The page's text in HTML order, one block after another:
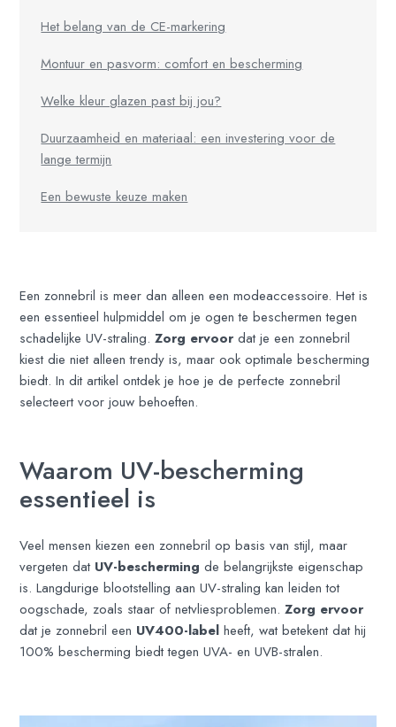
Het belang van de CE-markering
Montuur en pasvorm: comfort en bescherming
Welke kleur glazen past bij jou?
Duurzaamheid en materiaal: een investering voor de
lange termijn
Een bewuste keuze maken
Een zonnebril is meer dan alleen een modeaccessoire. Het is
een essentieel hulpmiddel om je ogen te beschermen tegen
schadelijke UV-straling.Zorg ervoor dat je een zonnebril
kiest die niet alleen trendy is, maar ook optimale bescherming
biedt. In dit artikel ontdek je hoe je de perfecte zonnebril
selecteert voor jouw behoeften.
Waarom UV-bescherming
essentieel is
Veel mensen kiezen een zonnebril op basis van stijl, maar
vergeten dat UV-bescherming de belangrijkste eigenschap
is. Langdurige blootstelling aan UV-straling kan leiden tot
oogschade, zoals staar of netvliesproblemen.Zorg ervoor
dat je zonnebril een UV400-label heeft, wat betekent dat hij
100% bescherming biedt tegen UVA- en UVB-stralen.